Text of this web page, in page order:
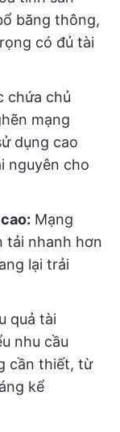
băng thông,
có đủ tài
chứa chủ
mạng
dụng cao
nguyên cho
Mạng
tải nhanh hơn
lại trải
quả tài
nhu cầu
cần thiết, từ
kể